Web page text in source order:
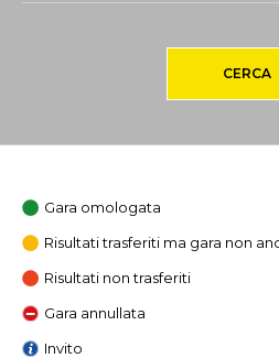
CERCA
Gara omologata
Risultati trasferiti ma gara non
Risultati non trasferiti
Gara annullata
Invito